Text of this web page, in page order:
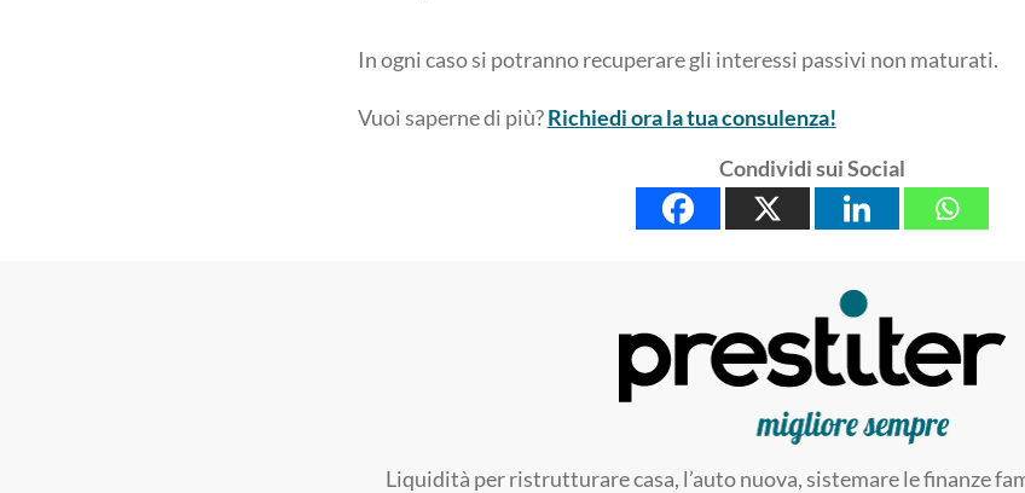
In ogni caso si potranno recuperare gli interessi passivi non maturati.
Vuoi saperne di più?Richiedi ora la tua consulenza!
Condividi sui Social
Liquidità per ristrutturare casa, l’auto nuova, sistemare le finanze